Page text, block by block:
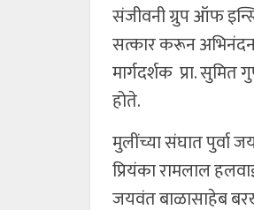
संजीवनी ग्रुप ऑफ
सत्कार करून अभिनंदन
मार्गदर्शक प्रा. सुमित
होते.
मुलींच्या संघात पुर्वा
प्रियंका रामलाल
जयवंत बाळासाहेब